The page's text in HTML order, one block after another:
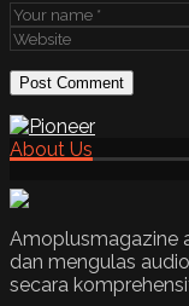
About Us
Amoplusmagazine
dan mengulas
secara